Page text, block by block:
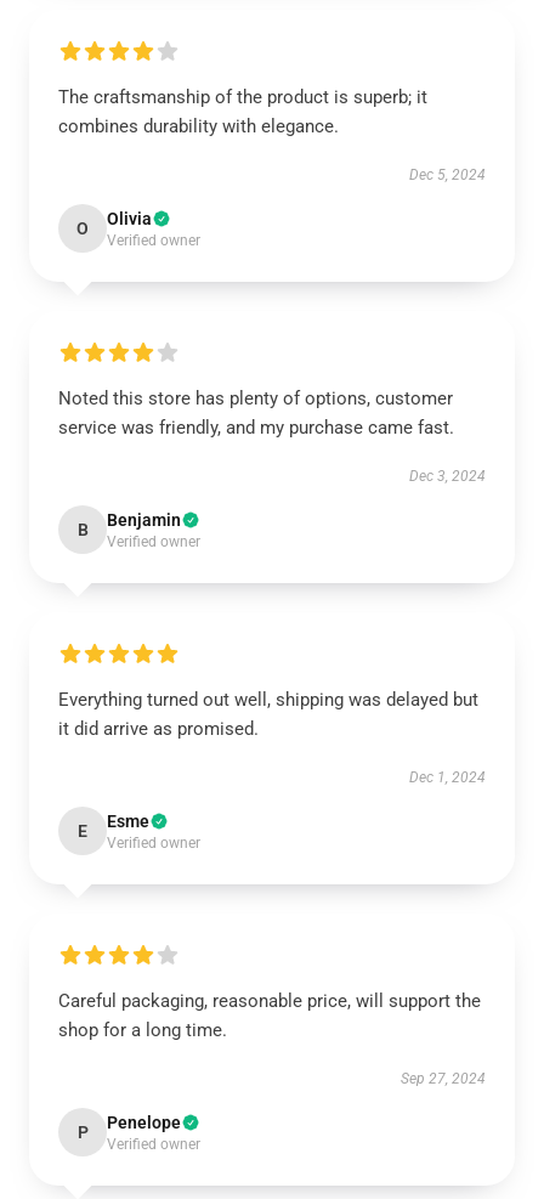
The craftsmanship of the product is superb; it
combines durability with elegance.
Dec 5, 2024
O Olivia
Verified owner
Noted this store has plenty of options, customer
service was friendly, and my purchase came fast.
Dec 3, 2024
B Benjamin
Verified owner
Everything turned out well, shipping was delayed but
it did arrive as promised.
Dec 1, 2024
E Esme
Verified owner
Careful packaging, reasonable price, will support the
shop for a long time.
Sep 27, 2024
P Penelope
Verified owner